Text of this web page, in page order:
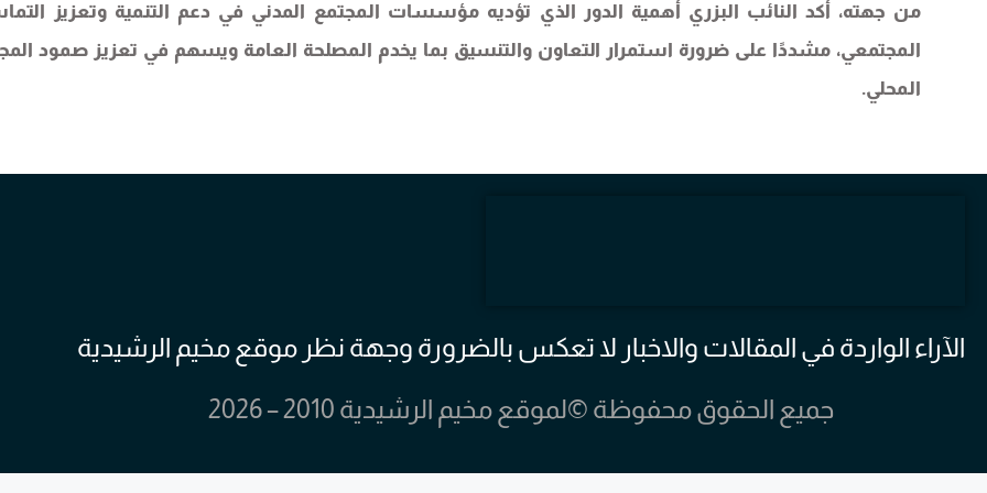
من جهته، أكد النائب البزري أهمية الدور الذي تؤديه مؤسسات المجتمع المدني في دعم التنمية وتعزيز
المجتمعي، مشددًا على ضرورة استمرار التعاون والتنسيق بما يخدم المصلحة العامة ويسهم في تعزيز صمود
المحلي.
الآراء الواردة في المقالات والاخبار لا تعكس بالضرورة وجهة نظر موقع مخيم الرشيدية
جميع الحقوق محفوظة ©لموقع مخيم الرشيدية 2010 – 2026